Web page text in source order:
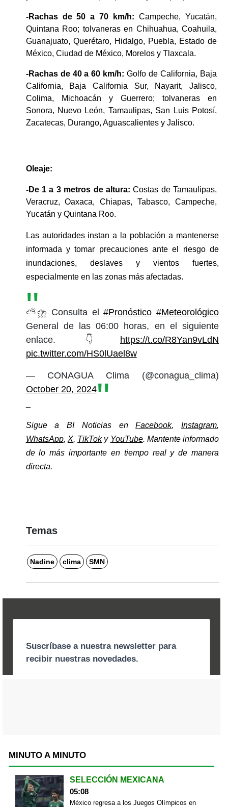
-Rachas de 50 a 70 km/h: Campeche, Yucatán,
Quintana Roo; tolvaneras en Chihuahua, Coahuila,
Guanajuato, Querétaro, Hidalgo, Puebla, Estado de
México, Ciudad de México, Morelos y Tlaxcala.
-Rachas de 40 a 60 km/h: Golfo de California, Baja
California, Baja California Sur, Nayarit, Jalisco,
Colima, Michoacán y Guerrero; tolvaneras en
Sonora, Nuevo León, Tamaulipas, San Luis Potosí,
Zacatecas, Durango, Aguascalientes y Jalisco.
Oleaje:
-De 1 a 3 metros de altura: Costas de Tamaulipas,
Veracruz, Oaxaca, Chiapas, Tabasco, Campeche,
Yucatán y Quintana Roo.
Las autoridades instan a la población a mantenerse
informada y tomar precauciones ante el riesgo de
inundaciones, deslaves y vientos fuertes,
especialmente en las zonas más afectadas.
⛅️⛈️ Consulta el#Pronóstico #Meteorológico
General de las 06:00 horas, en el siguiente
enlace. 👇 https://t.co/R8Yan9vLdN
pic.twitter.com/HS0lUael8w
— CONAGUA Clima (@conagua_clima)
October 20, 2024
Sigue a BI Noticias en Facebook, Instagram,
WhatsApp, X, TikTok y YouTube. Mantente informado
de lo más importante en tiempo real y de manera
directa.
Temas
Nadine clima SMN
MINUTO A MINUTO
SELECCIÓN MEXICANA
05:08
México regresa a los Juegos Olímpicos en